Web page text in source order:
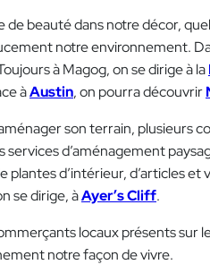
beauté dans notre décor,
notre environnement.
à Magog, on se dirige à la
àAustin, on pourra découvrir
son terrain, plusieurs
services d’aménagement
plantes d’intérieur, d’articles
se dirige, àAyer’s Cliff.
locaux présents
notre façon de vivre.